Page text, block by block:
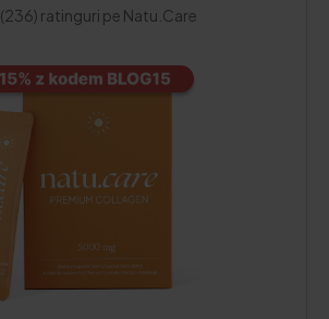
(236) ratinguri pe Natu.Care